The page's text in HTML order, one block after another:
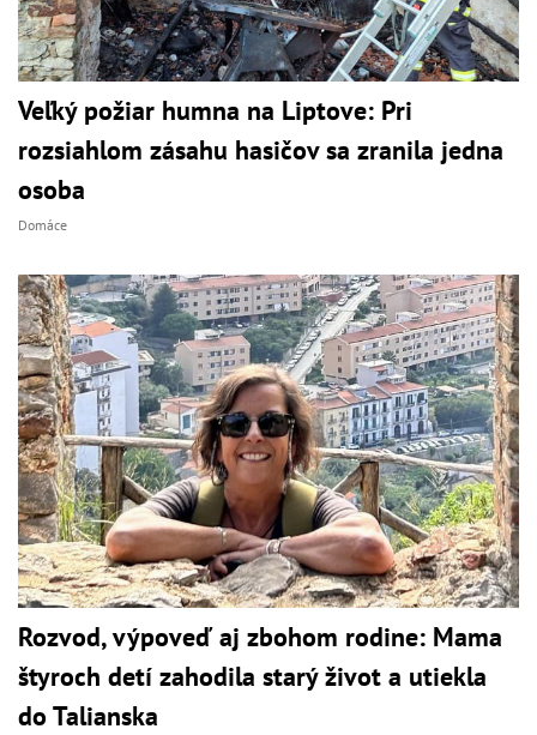
Veľký požiar humna na Liptove: Pri
rozsiahlom zásahu hasičov sa zranila jedna
osoba
Domáce
Rozvod, výpoveď aj zbohom rodine: Mama
štyroch detí zahodila starý život a utiekla
do Talianska